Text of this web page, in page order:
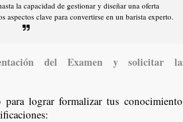
la capacidad de gestionar y diseñar una oferta
aspectos clave para convertirse en un barista experto.
del Examen y solicitar
lograr formalizar tus